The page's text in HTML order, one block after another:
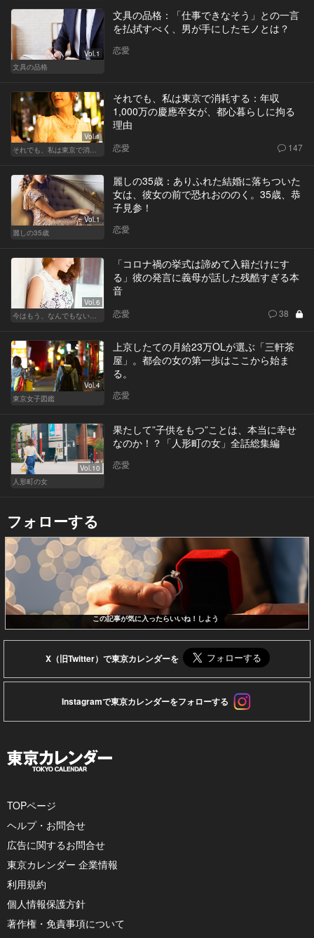
Vol.1
文具の品格
文具の品格：「仕事できなそう」との一言
を払拭すべく、男が手にしたモノとは？
恋愛
Vol.1
それでも、私は東京で消耗する
それでも、私は東京で消耗する：年収
1,000万の慶應卒女が、都心暮らしに拘る
理由
恋愛 147
Vol.1
麗しの35歳
麗しの35歳：ありふれた結婚に落ちついた
女は、彼女の前で恐れおののく。35歳、恭
子見参！
恋愛
Vol.6
今はもう、なんでもないから
「コロナ禍の挙式は諦めて入籍だけにす
る」彼の発言に義母が話した残酷すぎる本
音
恋愛 38
Vol.4
東京女子図鑑
上京したての月給23万OLが選ぶ「三軒茶
屋」。都会の女の第一歩はここから始ま
る。
恋愛
Vol.10
人形町の女
果たして”子供をもつ”ことは、本当に幸せ
なのか！？「人形町の女」全話総集編
恋愛
フォローする
この記事が気に入ったらいいね！しよう
X（旧Twitter）で東京カレンダーを
Instagramで東京カレンダーをフォローする
TOPページ
ヘルプ・お問合せ
広告に関するお問合せ
東京カレンダー 企業情報
利用規約
個人情報保護方針
著作権・免責事項について